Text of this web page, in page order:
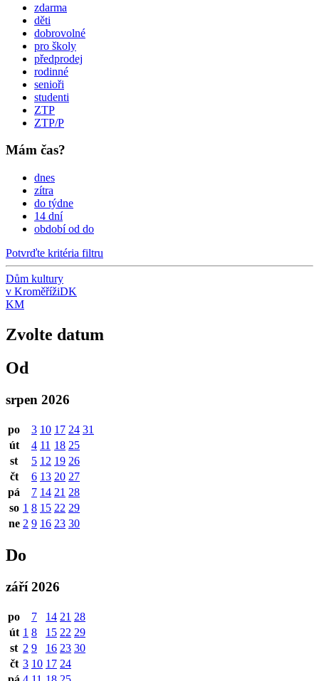
zdarma
děti
dobrovolné
pro školy
předprodej
rodinné
senioři
studenti
ZTP
ZTP/P
Mám čas?
dnes
zítra
do týdne
14 dní
období od do
Potvrďte kritéria filtru
Dům kultury
v KroměřížiDK
KM
Zvolte datum
Od
srpen 2026
po 3 10 17 24 31
út
4 11 18 25
st
5 12 19 26
čt
6 13 20 27
pá
7 14 21 28
so 1 8 15 22 29
ne 2 9 16 23 30
Do
září 2026
po 7 14 21 28
út 1 8 15 22 29
st 2 9 16 23 30
čt 3 10 17 24